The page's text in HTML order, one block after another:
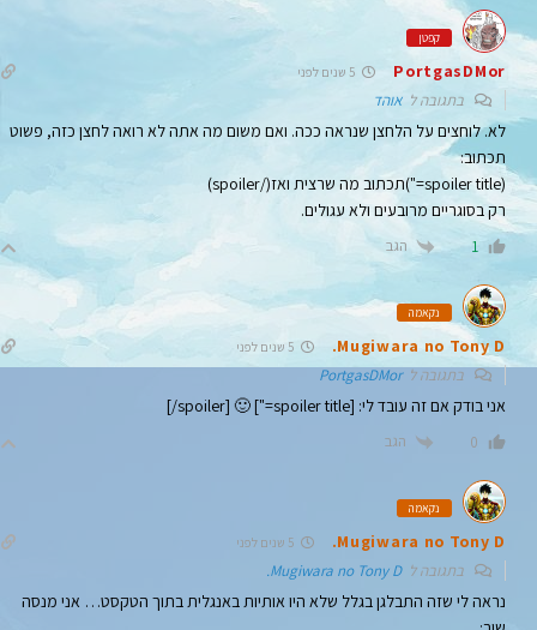
קפטן
PortgasDMor
בתגובה לאוהד
לא. לוחצים על הלחצן שנראה ככה. ואם משום מה אתה לא רואה לחצן כזה, פשוט
תכתוב:
(spoiler title=")תכתוב מה שרצית ואז(/spoiler)
רק בסוגריים מרובעים ולא עגולים.
1 הגב
נקאמה
Mugiwara no Tony D. 5 שנים לפני
בתגובה לPortgasDMor
אני בודק אם זה עובד לי: [spoiler title="] 🙂 [spoiler/]
0 הגב
נקאמה
Mugiwara no Tony D. 5 שנים לפני
בתגובה לMugiwara no Tony D.
נראה לי שזה התבלגן בגלל שלא היו אותיות באנגלית בתוך הטקסט… אני מנסה